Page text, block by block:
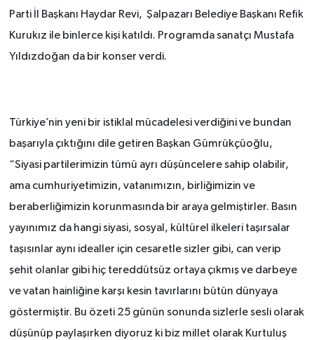
Parti İl Başkanı Haydar Revi, Şalpazarı Belediye Başkanı Refik
Kurukız ile binlerce kişi katıldı. Programda sanatçı Mustafa
Yıldızdoğan da bir konser verdi.
Türkiye’nin yeni bir istiklal mücadelesi verdiğini ve bundan
başarıyla çıktığını dile getiren Başkan Gümrükçüoğlu,
“Siyasi partilerimizin tümü ayrı düşüncelere sahip olabilir,
ama cumhuriyetimizin, vatanımızın, birliğimizin ve
beraberliğimizin korunmasında bir araya gelmiştirler. Basın
yayınımız da hangi siyasi, sosyal, kültürel ilkeleri taşırsalar
taşısınlar aynı idealler için cesaretle sizler gibi, can verip
şehit olanlar gibi hiç tereddütsüz ortaya çıkmış ve darbeye
ve vatan hainliğine karşı kesin tavırlarını bütün dünyaya
göstermiştir. Bu özeti 25 günün sonunda sizlerle sesli olarak
düşünüp paylaşırken diyoruz ki biz millet olarak Kurtuluş